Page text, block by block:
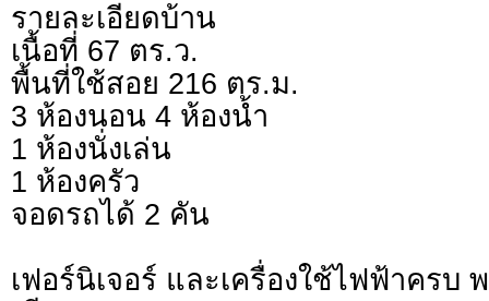
รายละเอียดบ้าน
เนื้อที่ 67 ตร.ว.
พื้นที่ใช้สอย 216 ตร.ม.
3 ห้องนอน 4 ห้องน้ำ
1 ห้องนั่งเล่น
1 ห้องครัว
จอดรถได้ 2 คัน
เฟอร์นิเจอร์ และเครื่องใช้ไฟฟ้าครบ